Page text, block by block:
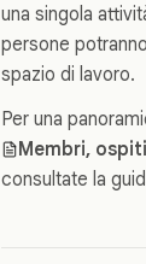
una singola
persone
spazio di lavoro.
Per una
Membri,
consultate la